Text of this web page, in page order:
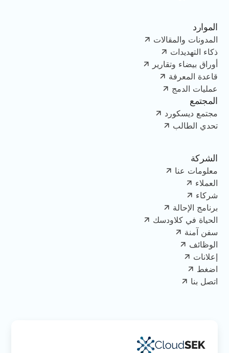
الموارد
المدونات والمقالات
ذكاء التهديدات
أوراق بيضاء وتقارير
قاعدة المعرفة
عمليات الدمج
المجتمع
مجتمع ديسكورد
تحدي الطالب
الشركة
معلومات عنا
العملاء
شركاء
برنامج الإحالة
الحياة في كلاودسك
سفن آمنة
الوظائف
إعلانات
اضغط
اتصل بنا